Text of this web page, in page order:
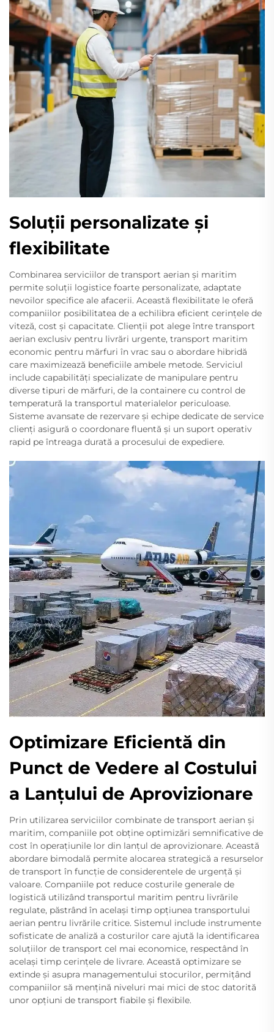
Soluții personalizate și
flexibilitate
Combinarea serviciilor de transport aerian și maritim
permite soluții logistice foarte personalizate, adaptate
nevoilor specifice ale afacerii. Această flexibilitate le oferă
companiilor posibilitatea de a echilibra eficient cerințele de
viteză, cost și capacitate. Clienții pot alege între transport
aerian exclusiv pentru livrări urgente, transport maritim
economic pentru mărfuri în vrac sau o abordare hibridă
care maximizează beneficiile ambele metode. Serviciul
include capabilități specializate de manipulare pentru
diverse tipuri de mărfuri, de la containere cu control de
temperatură la transportul materialelor periculoase.
Sisteme avansate de rezervare și echipe dedicate de service
clienți asigură o coordonare fluentă și un suport operativ
rapid pe întreaga durată a procesului de expediere.
Optimizare Eficientă din
Punct de Vedere al Costului
a Lanțului de Aprovizionare
Prin utilizarea serviciilor combinate de transport aerian și
maritim, companiile pot obține optimizări semnificative de
cost în operațiunile lor din lanțul de aprovizionare. Această
abordare bimodală permite alocarea strategică a resurselor
de transport în funcție de considerentele de urgență și
valoare. Companiile pot reduce costurile generale de
logistică utilizând transportul maritim pentru livrările
regulate, păstrând în același timp opțiunea transportului
aerian pentru livrările critice. Sistemul include instrumente
sofisticate de analiză a costurilor care ajută la identificarea
soluțiilor de transport cel mai economice, respectând în
același timp cerințele de livrare. Această optimizare se
extinde și asupra managementului stocurilor, permițând
companiilor să mențină niveluri mai mici de stoc datorită
unor opțiuni de transport fiabile și flexibile.